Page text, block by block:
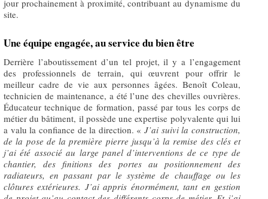
jour prochainement à proximité, contribuant au dynamisme du
site.
Une équipe engagée, au service du bien être
Derrière l’aboutissement d’un tel projet, il y a l’engagement
des professionnels de terrain, qui œuvrent pour offrir le
meilleur cadre de vie aux personnes âgées. Benoît Coleau,
technicien de maintenance, a été l’une des chevilles ouvrières.
Éducateur technique de formation, passé par tous les corps de
métier du bâtiment, il possède une expertise polyvalente qui lui
a valu la confiance de la direction. «J’ai suivi la construction,
de la pose de la première pierre jusqu’à la remise des clés et
j’ai été associé au large panel d’interventions de ce type de
chantier, des finitions des portes au positionnement des
radiateurs, en passant par le système de chauffage ou les
clôtures extérieures. J’ai appris énormément, tant en gestion